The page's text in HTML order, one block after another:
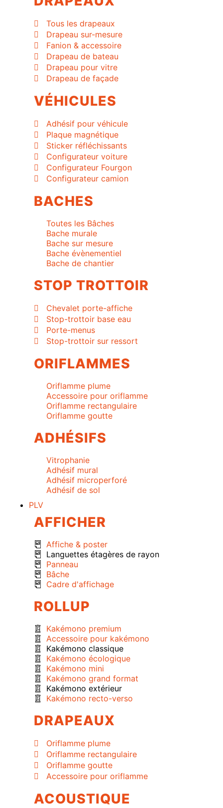
Tous les drapeaux
Drapeau sur-mesure
Fanion & accessoire
Drapeau de bateau
Drapeau pour vitre
Drapeau de façade
VÉHICULES
Adhésif pour véhicule
Plaque magnétique
Sticker réfléchissants
Configurateur voiture
Configurateur Fourgon
Configurateur camion
BACHES
Toutes les Bâches
Bache murale
Bache sur mesure
Bache évènementiel
Bache de chantier
STOP TROTTOIR
Chevalet porte-affiche
Stop-trottoir base eau
Porte-menus
Stop-trottoir sur ressort
ORIFLAMMES
Oriflamme plume
Accessoire pour oriflamme
Oriflamme rectangulaire
Oriflamme goutte
ADHÉSIFS
Vitrophanie
Adhésif mural
Adhésif microperforé
Adhésif de sol
PLV
AFFICHER
Affiche & poster
Languettes étagères de rayon
Panneau
Bâche
Cadre d'affichage
ROLLUP
Kakémono premium
Accessoire pour kakémono
Kakémono classique
Kakémono écologique
Kakémono mini
Kakémono grand format
Kakémono extérieur
Kakémono recto-verso
DRAPEAUX
Oriflamme plume
Oriflamme rectangulaire
Oriflamme goutte
Accessoire pour oriflamme
ACOUSTIQUE